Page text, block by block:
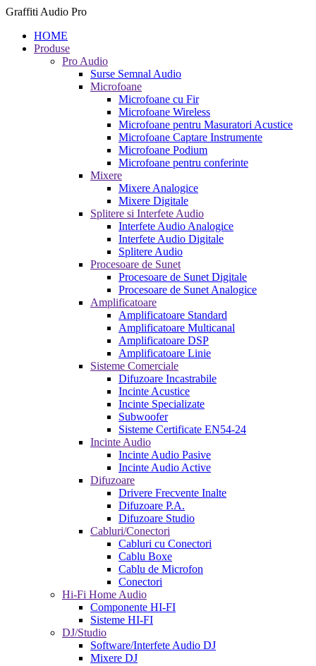
Graffiti Audio Pro
HOME
Produse
Pro Audio
Surse Semnal Audio
Microfoane
Microfoane cu Fir
Microfoane Wireless
Microfoane pentru Masuratori Acustice
Microfoane Captare Instrumente
Microfoane Podium
Microfoane pentru conferinte
Mixere
Mixere Analogice
Mixere Digitale
Splitere si Interfete Audio
Interfete Audio Analogice
Interfete Audio Digitale
Splitere Audio
Procesoare de Sunet
Procesoare de Sunet Digitale
Procesoare de Sunet Analogice
Amplificatoare
Amplificatoare Standard
Amplificatoare Multicanal
Amplificatoare DSP
Amplificatoare Linie
Sisteme Comerciale
Difuzoare Incastrabile
Incinte Acustice
Incinte Specializate
Subwoofer
Sisteme Certificate EN54-24
Incinte Audio
Incinte Audio Pasive
Incinte Audio Active
Difuzoare
Drivere Frecvente Inalte
Difuzoare P.A.
Difuzoare Studio
Cabluri/Conectori
Cabluri cu Conectori
Cablu Boxe
Cablu de Microfon
Conectori
Hi-Fi Home Audio
Componente HI-FI
Sisteme HI-FI
DJ/Studio
Software/Interfete Audio DJ
Mixere DJ